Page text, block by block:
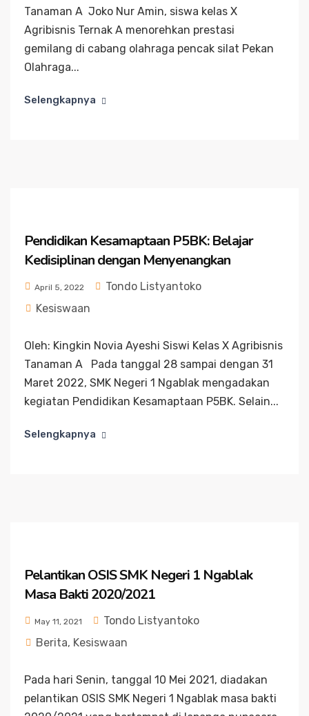
Tanaman A Joko Nur Amin, siswa kelas X
Agribisnis Ternak A menorehkan prestasi
gemilang di cabang olahraga pencak silat Pekan
Olahraga...
Selengkapnya
Pendidikan Kesamaptaan P5BK: Belajar
Kedisiplinan dengan Menyenangkan
April 5, 2022
Tondo Listyantoko
Kesiswaan
Oleh: Kingkin Novia Ayeshi Siswi Kelas X Agribisnis
Tanaman A Pada tanggal 28 sampai dengan 31
Maret 2022, SMK Negeri 1 Ngablak mengadakan
kegiatan Pendidikan Kesamaptaan P5BK. Selain...
Selengkapnya
Pelantikan OSIS SMK Negeri 1 Ngablak
Masa Bakti 2020/2021
May 11, 2021
Tondo Listyantoko
Berita, Kesiswaan
Pada hari Senin, tanggal 10 Mei 2021, diadakan
pelantikan OSIS SMK Negeri 1 Ngablak masa bakti